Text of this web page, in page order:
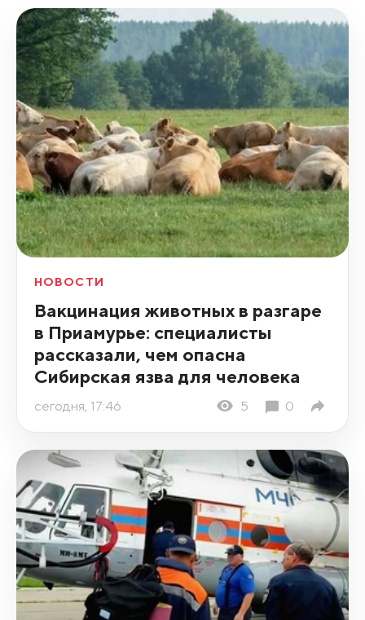
НОВОСТИ
Вакцинация животных в разгаре
в Приамурье: специалисты
рассказали, чем опасна
Сибирская язва для человека
сегодня, 17:46 5 0